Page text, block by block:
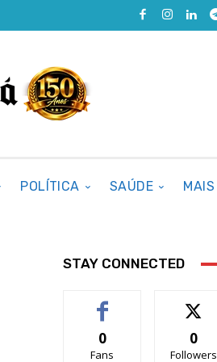
POLÍTICA SAÚDE MAIS
STAY CONNECTED
0
Fans
0
Followers